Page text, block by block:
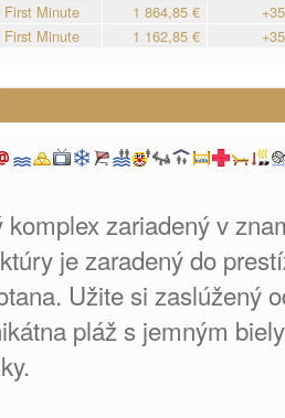
First Minute 1 864,85 €
First Minute 1 162,85 €
komplex zariadený v
je zaradený do
Užite si zaslúžený
pláž s jemným